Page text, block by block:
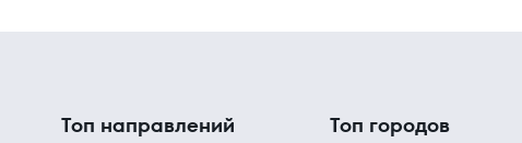
Топ направлений Топ городов